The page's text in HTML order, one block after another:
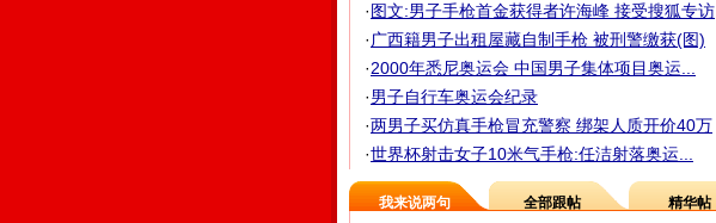
·图文:男子手枪首金获得者许海峰 接受搜狐专访
· 广西籍男子出租屋藏自制手枪 被刑警缴获(图)
·2000年悉尼奥运会 中国男子集体项目奥运...
·男子自行车奥运会纪录
·两男子买仿真手枪冒充警察 绑架人质开价40万
·世界杯射击女子10米气手枪:任洁射落奥运...
我来说两句 全部跟帖 精华帖